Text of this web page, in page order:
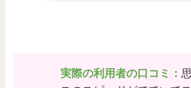
実際の利用者の口コミ：